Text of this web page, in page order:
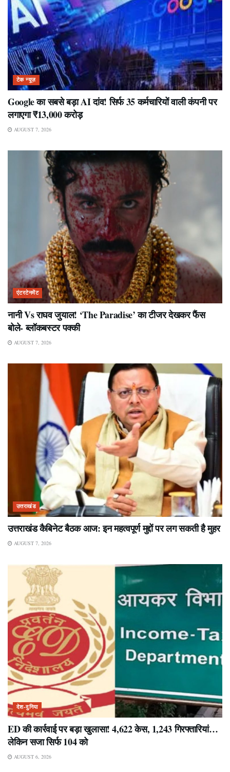
टेक न्यूज़
Google का सबसे बड़ा AI दांव! सिर्फ 35 कर्मचारियों वाली कंपनी पर
लगाएगा ₹13,000 करोड़
AUGUST 7, 2026
एंटरटेनमेंट
नानी Vs राघव जुयाल! ‘The Paradise’ का टीजर देखकर फैंस
बोले- ब्लॉकबस्टर पक्की
AUGUST 7, 2026
उत्तराखंड
उत्तराखंड कैबिनेट बैठक आज: इन महत्वपूर्ण मुद्दों पर लग सकती है मुहर
AUGUST 7, 2026
देश-दुनिया
ED की कार्रवाई पर बड़ा खुलासा! 4,622 केस, 1,243 गिरफ्तारियां…
लेकिन सजा सिर्फ 104 को
AUGUST 6, 2026